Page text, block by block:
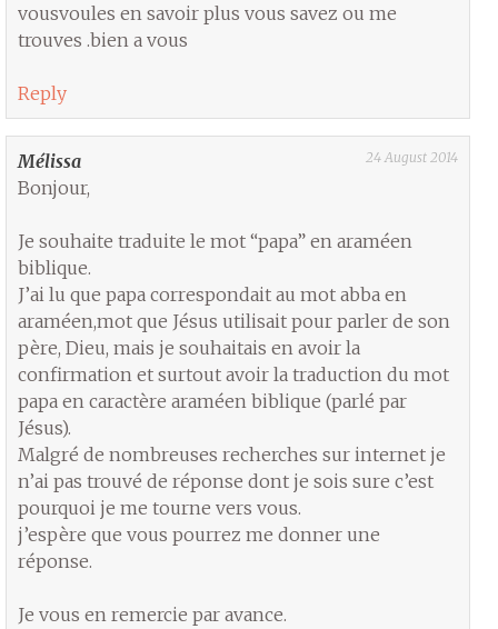
vousvoules en savoir plus vous savez ou me
trouves .bien a vous
Reply
Mélissa 24 August 2014
Bonjour,
Je souhaite traduite le mot “papa” en araméen
biblique.
J’ai lu que papa correspondait au mot abba en
araméen,mot que Jésus utilisait pour parler de son
père, Dieu, mais je souhaitais en avoir la
confirmation et surtout avoir la traduction du mot
papa en caractère araméen biblique (parlé par
Jésus).
Malgré de nombreuses recherches sur internet je
n’ai pas trouvé de réponse dont je sois sure c’est
pourquoi je me tourne vers vous.
j’espère que vous pourrez me donner une
réponse.
Je vous en remercie par avance.